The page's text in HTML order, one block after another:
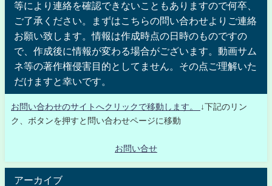
等により連絡を確認できないこともありますので何卒、
ご了承ください。まずはこちらの問い合わせよりご連絡
お願い致します。情報は作成時点の日時のものですの
で、作成後に情報が変わる場合がございます。動画サム
ネ等の著作権侵害目的としてません。その点ご理解いた
だけますと幸いです。
お問い合わせのサイトへクリックで移動します。
↓下記のリン
ク、ボタンを押すと問い合わせページに移動
お問い合せ
アーカイブ